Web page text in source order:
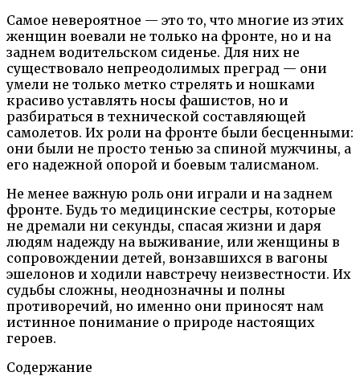
Самое невероятное — это то, что многие из этих
женщин воевали не только на фронте, но и на
заднем водительском сиденье. Для них не
существовало непреодолимых преград — они
умели не только метко стрелять и ношками
красиво уставлять носы фашистов, но и
разбираться в технической составляющей
самолетов. Их роли на фронте были бесценными:
они были не просто тенью за спиной мужчины, а
его надежной опорой и боевым талисманом.
Не менее важную роль они играли и на заднем
фронте. Будь то медицинские сестры, которые
не дремали ни секунды, спасая жизни и даря
людям надежду на выживание, или женщины в
сопровождении детей, вонзавшихся в вагоны
эшелонов и ходили навстречу неизвестности. Их
судьбы сложны, неоднозначны и полны
противоречий, но именно они приносят нам
истинное понимание о природе настоящих
героев.
Содержание